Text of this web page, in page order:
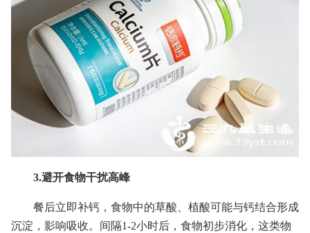
3.避开食物干扰高峰
餐后立即补钙，食物中的草酸、植酸可能与钙结合形成
沉淀，影响吸收。间隔1-2小时后，食物初步消化，这类物